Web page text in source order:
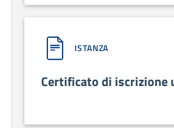
ISTANZA
Certificato di iscrizione